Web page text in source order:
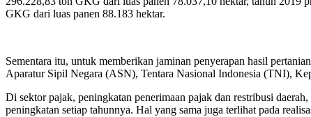
GKG dari luas panen 88.183 hektar.
Sementara itu, untuk memberikan jaminan penyerapan hasil
Aparatur Sipil Negara (ASN), Tentara Nasional Indonesia (TNI),
Di sektor pajak, peningkatan penerimaan pajak dan restribusi
peningkatan setiap tahunnya. Hal yang sama juga terlihat pada